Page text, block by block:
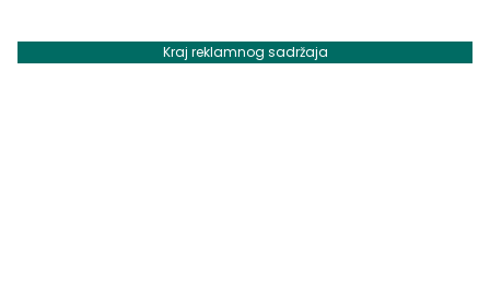
Kraj reklamnog sadržaja